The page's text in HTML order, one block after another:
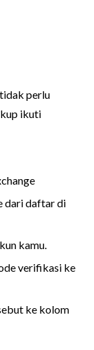
perlu
ikuti
dari daftar di
kamu.
verifikasi ke
ke kolom